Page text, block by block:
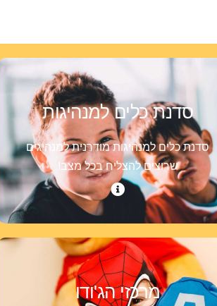
סדנת כלים למנהיגות
סדנת כלים למנהיגות מודרנית למנהיגים
שרוצים להצליח בכל מצב!
מרכזי הג'ודו